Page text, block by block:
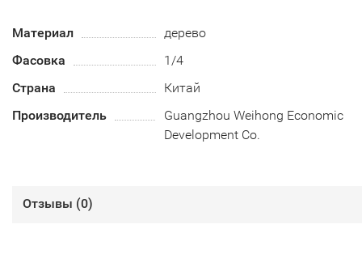
Материал
дерево
Фасовка
1/4
Страна
Китай
Производитель
Guangzhou Weihong Economic
Development Co.
Отзывы (0)